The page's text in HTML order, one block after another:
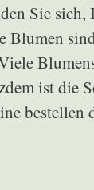
Sie sich,
ist die
bestellen